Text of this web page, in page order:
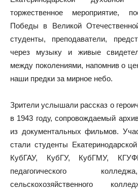
торжественное мероприятие,
Победы в Великой
студенты, преподаватели,
через музыку и живые
между поколениями, напомнив о
наши предки за мирное небо.
Зрители услышали рассказ о
в 1943 году, сопровождаемый
из документальных фильмов.
стали студенты
КубГАУ, КубГУ, КубГМУ,
педагогического
сельскохозяйственного